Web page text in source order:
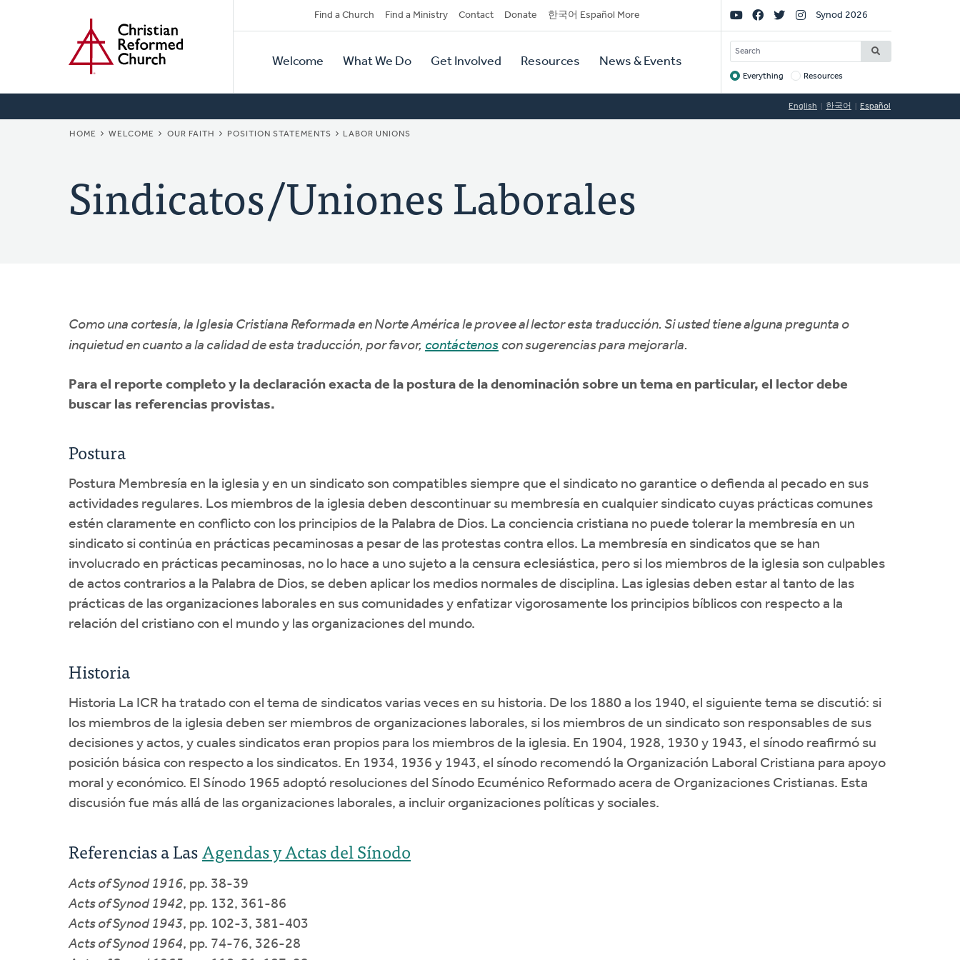
Secondary
Navigation
Find a Church Find a Ministry Contact Donate 한국어 Español More
Primary
Navigation
Welcome What We Do Get Involved Resources News & Events
Social
Links
Synod 2026
SEARCH
Target
Everything Resources
English 한국어 Español
BREADCRUMB
HOME WELCOME OUR FAITH POSITION STATEMENTS LABOR UNIONS
Sindicatos/Uniones Laborales
Como una cortesía, la Iglesia Cristiana Reformada en Norte América le provee al lector esta traducción. Si usted tiene alguna pregunta o
inquietud en cuanto a la calidad de esta traducción, por favor, contáctenos con sugerencias para mejorarla.
Para el reporte completo y la declaración exacta de la postura de la denominación sobre un tema en particular, el lector debe
buscar las referencias provistas.
Postura
Postura Membresía en la iglesia y en un sindicato son compatibles siempre que el sindicato no garantice o defienda al pecado en sus
actividades regulares. Los miembros de la iglesia deben descontinuar su membresía en cualquier sindicato cuyas prácticas comunes
estén claramente en conflicto con los principios de la Palabra de Dios. La conciencia cristiana no puede tolerar la membresía en un
sindicato si continúa en prácticas pecaminosas a pesar de las protestas contra ellos. La membresía en sindicatos que se han
involucrado en prácticas pecaminosas, no lo hace a uno sujeto a la censura eclesiástica, pero si los miembros de la iglesia son culpables
de actos contrarios a la Palabra de Dios, se deben aplicar los medios normales de disciplina. Las iglesias deben estar al tanto de las
prácticas de las organizaciones laborales en sus comunidades y enfatizar vigorosamente los principios bíblicos con respecto a la
relación del cristiano con el mundo y las organizaciones del mundo.
Historia
Historia La ICR ha tratado con el tema de sindicatos varias veces en su historia. De los 1880 a los 1940, el siguiente tema se discutió: si
los miembros de la iglesia deben ser miembros de organizaciones laborales, si los miembros de un sindicato son responsables de sus
decisiones y actos, y cuales sindicatos eran propios para los miembros de la iglesia. En 1904, 1928, 1930 y 1943, el sínodo reafirmó su
posición básica con respecto a los sindicatos. En 1934, 1936 y 1943, el sínodo recomendó la Organización Laboral Cristiana para apoyo
moral y económico. El Sínodo 1965 adoptó resoluciones del Sínodo Ecuménico Reformado acera de Organizaciones Cristianas. Esta
discusión fue más allá de las organizaciones laborales, a incluir organizaciones políticas y sociales.
Referencias a LasAgendas y Actas del Sínodo
Acts of Synod 1916, pp. 38-39
Acts of Synod 1942, pp. 132, 361-86
Acts of Synod 1943, pp. 102-3, 381-403
Acts of Synod 1964, pp. 74-76, 326-28